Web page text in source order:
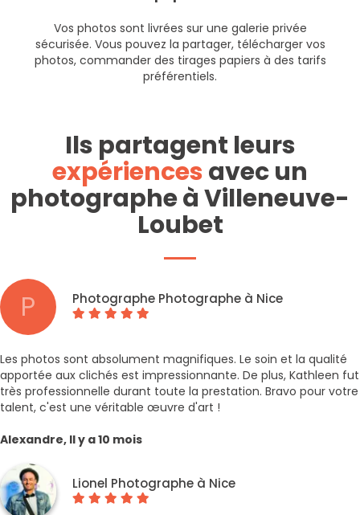
Vos photos sont livrées sur une galerie privée
sécurisée. Vous pouvez la partager, télécharger vos
photos, commander des tirages papiers à des tarifs
préférentiels.
Ils partagent leurs
expériencesavec un
photographe à Villeneuve-
Loubet
P Photographe Photographe à Nice
Les photos sont absolument magnifiques. Le soin et la qualité
apportée aux clichés est impressionnante. De plus, Kathleen fut
très professionnelle durant toute la prestation. Bravo pour votre
talent, c'est une véritable œuvre d'art !
Alexandre, Il y a 10 mois
Lionel Photographe à Nice